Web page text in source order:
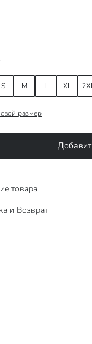
S M L XL
размер
товара
и Возврат